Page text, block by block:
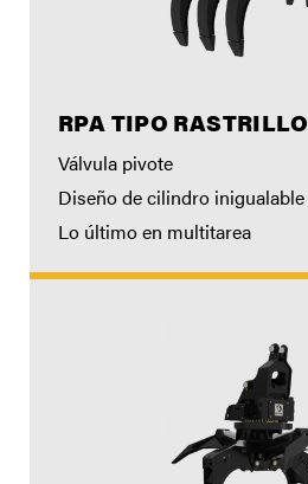
RPA TIPO RASTRILLO
Válvula pivote
Diseño de cilindro inigualable
Lo último en multitarea